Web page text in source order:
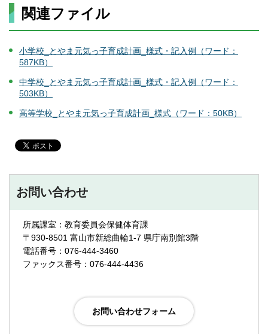
関連ファイル
小学校_とやま元気っ子育成計画_様式・記入例（ワード：
587KB）
中学校_とやま元気っ子育成計画_様式・記入例（ワード：
503KB）
高等学校_とやま元気っ子育成計画_様式（ワード：50KB）
お問い合わせ
所属課室：教育委員会保健体育課
〒930-8501 富山市新総曲輪1-7 県庁南別館3階
電話番号：076-444-3460
ファックス番号：076-444-4436